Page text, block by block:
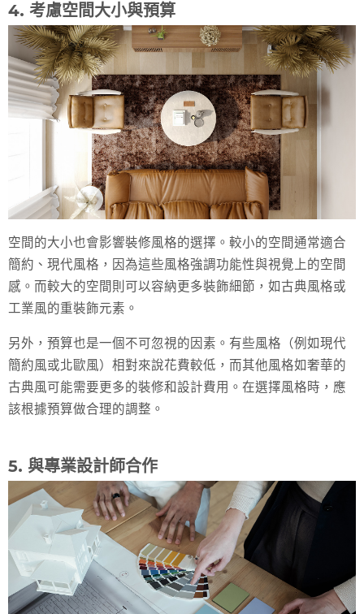
4. 考慮空間大小與預算
空間的大小也會影響裝修風格的選擇。較小的空間通常適合
簡約、現代風格，因為這些風格強調功能性與視覺上的空間
感。而較大的空間則可以容納更多裝飾細節，如古典風格或
工業風的重裝飾元素。
另外，預算也是一個不可忽視的因素。有些風格（例如現代
簡約風或北歐風）相對來說花費較低，而其他風格如奢華的
古典風可能需要更多的裝修和設計費用。在選擇風格時，應
該根據預算做合理的調整。
5. 與專業設計師合作